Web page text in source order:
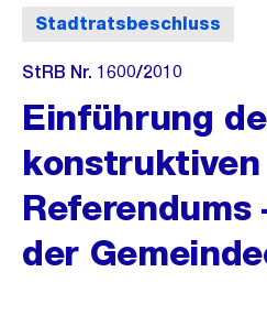
Stadtratsbeschluss
StRB Nr. 1600/2010
Einführung
konstruktiven
Referendums
der